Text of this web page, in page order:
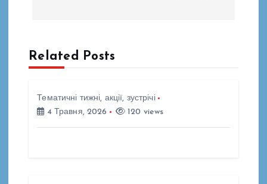
г
Related Posts
Тематичні тижні, акції, зустрічі
4 Травня, 2026
120 views